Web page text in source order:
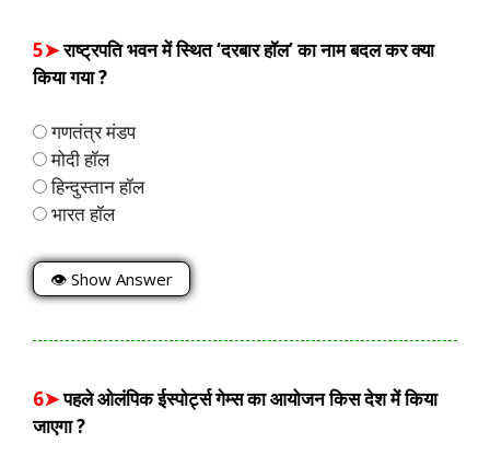
5➤राष्ट्रपति भवन में स्थित ‘दरबार हॉल’ का नाम बदल कर क्या
किया गया ?
गणतंत्र मंडप
मोदी हॉल
हिन्दुस्तान हॉल
भारत हॉल
👁 Show Answer
6➤पहले ओलंपिक ईस्पोर्ट्स गेम्स का आयोजन किस देश में किया
जाएगा ?